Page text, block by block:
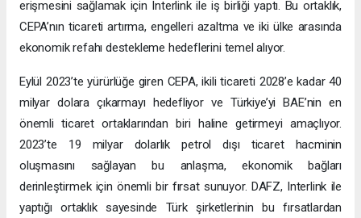
erişmesini sağlamak için Interlink ile iş birliği yaptı. Bu ortaklık,
CEPA’nın ticareti artırma, engelleri azaltma ve iki ülke arasında
ekonomik refahı destekleme hedeflerini temel alıyor.
Eylül 2023’te yürürlüğe giren CEPA, ikili ticareti 2028’e kadar 40
milyar dolara çıkarmayı hedefliyor ve Türkiye’yi BAE’nin en
önemli ticaret ortaklarından biri haline getirmeyi amaçlıyor.
2023’te 19 milyar dolarlık petrol dışı ticaret hacminin
oluşmasını sağlayan bu anlaşma, ekonomik bağları
derinleştirmek için önemli bir fırsat sunuyor. DAFZ, Interlink ile
yaptığı ortaklık sayesinde Türk şirketlerinin bu fırsatlardan